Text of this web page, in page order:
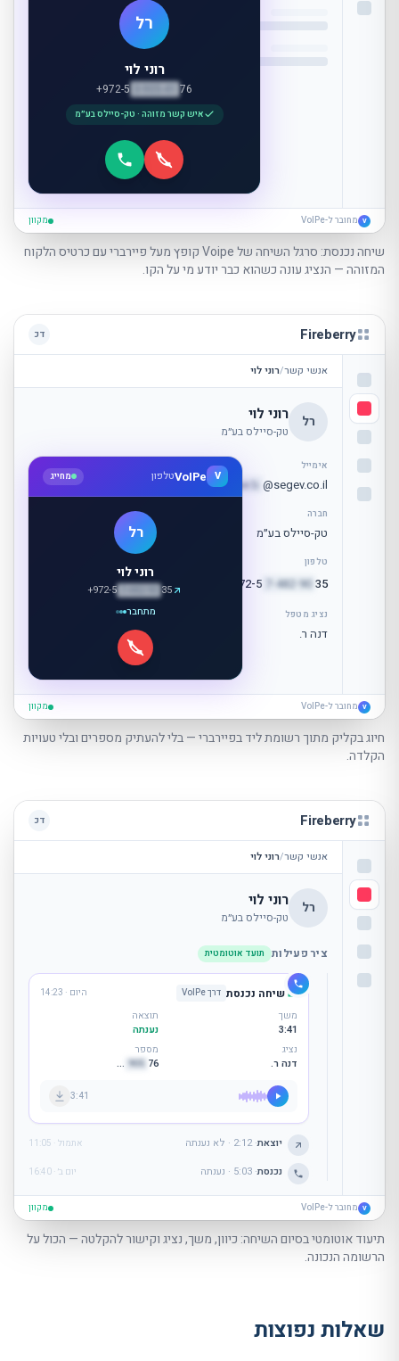
רל
רוני לוי
+972-5 76
איש קשר מזוהה · טק-סיילס בע״מ
V מחובר ל-VoIPe מקוון
שיחה נכנסת: סרגל השיחה של Voipe קופץ מעל פיירברי עם כרטיס הלקוח
המזוהה — הנציג עונה כשהוא כבר יודע מי על הקו.
Fireberry דכ
אנשי קשר/רוני לוי
רל רוני לוי
טק-סיילס בע״מ
אימייל
o mer.b @segev.co.il
חברה
טק-סיילס בע״מ
טלפון
+972-5 7-482-90 35
נציג מטפל
דנה ר.
V
VoIPeטלפון מחייג
רל
רוני לוי
+972-5 7-482-90 35
מתחבר
V מחובר ל-VoIPe מקוון
חיוג בקליק מתוך רשומת ליד בפיירברי — בלי להעתיק מספרים ובלי טעויות
הקלדה.
Fireberry דכ
אנשי קשר/רוני לוי
רל רוני לוי
טק-סיילס בע״מ
ציר פעילות תועד אוטומטית
שיחה נכנסת דרך VoIPe היום · 14:23
משך
3:41
תוצאה
נענתה
נציג
דנה ר.
מספר
… 905 76
3:41
שיחה יוצאת·
2:12
· לא נענתה אתמול · 11:05
שיחה נכנסת·
5:03
· נענתה יום ב׳ · 16:40
V מחובר ל-VoIPe מקוון
תיעוד אוטומטי בסיום השיחה: כיוון, משך, נציג וקישור להקלטה — הכול על
הרשומה הנכונה.
שאלות נפוצות